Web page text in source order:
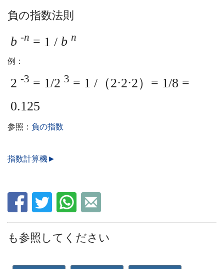
負の指数法則
b -n = 1 / b n
例：
2 -3 = 1/2 3 = 1 /（2⋅2⋅2）= 1/8 =
0.125
参照： 負の指数
指数計算機►
も参照してください